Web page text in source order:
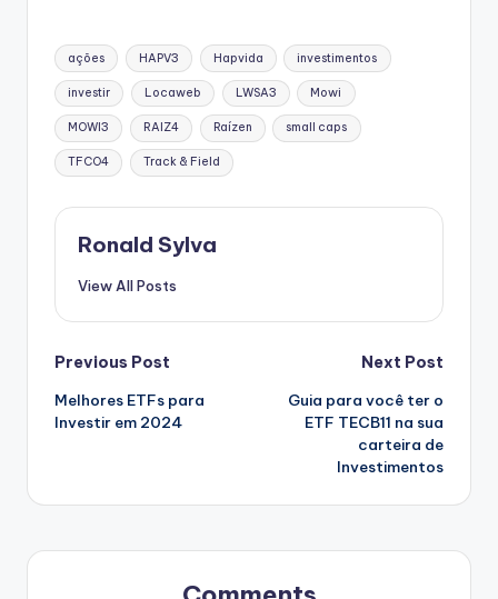
Tags:
ações HAPV3 Hapvida investimentos
investir Locaweb LWSA3 Mowi
MOWI3 RAIZ4 Raízen small caps
TFCO4 Track & Field
Ronald Sylva
View All Posts
Post
navigation
Previous Post
Melhores ETFs para
Investir em 2024
Next Post
Guia para você ter o
ETF TECB11 na sua
carteira de
Investimentos